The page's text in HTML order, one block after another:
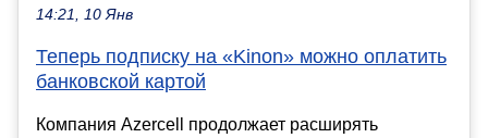
14:21, 10 Янв
Теперь подписку на «Kinon» можно оплатить
банковской картой
Компания Azercell продолжает расширять